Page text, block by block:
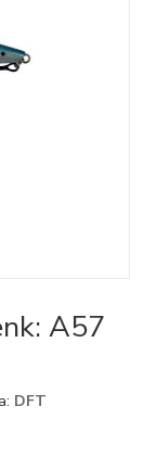
A57
DFT